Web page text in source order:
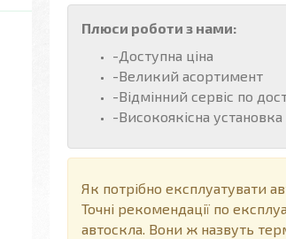
Плюси роботи з нами:
-Доступна ціна
-Великий асортимент
-Відмінний сервіс по
-Високоякісна установка
Як потрібно експлуатувати
Точні рекомендації по
автоскла. Вони ж назвуть